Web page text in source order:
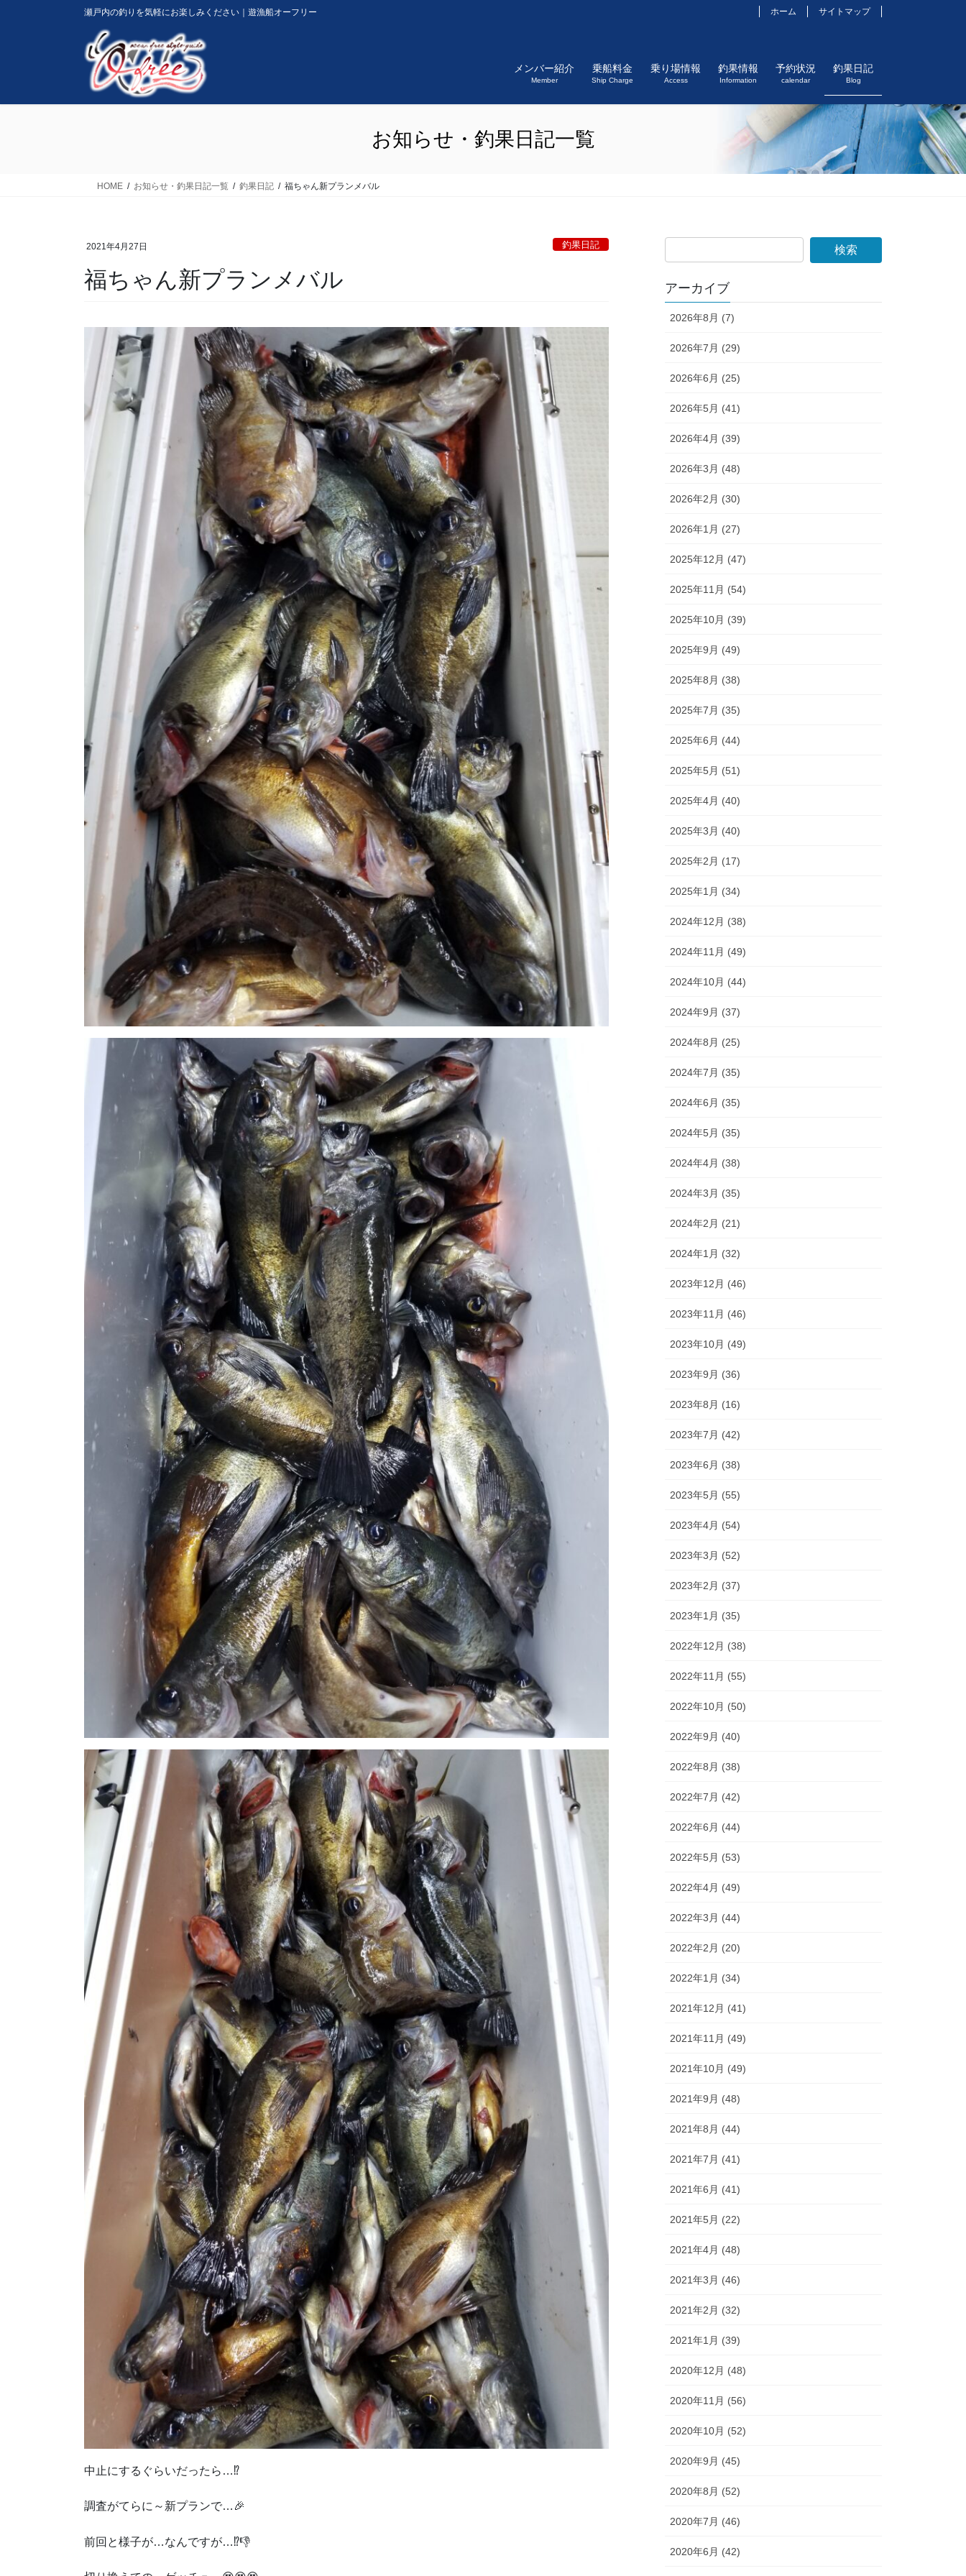
瀬戸内の釣りを気軽にお楽しみください｜遊漁船オーフリー ホーム サイトマップ
メンバー紹介
Member
乗船料金
Ship Charge
乗り場情報
Access
釣果情報
Information
予約状況
calendar
釣果日記
Blog
お知らせ・釣果日記一覧
HOME お知らせ・釣果日記一覧 釣果日記 福ちゃん新プランメバル
2021年4月27日 釣果日記
福ちゃん新プランメバル
中止にするぐらいだったら…⁉
調査がてらに～新プランで…🎉
前回と様子が…なんですが…⁉👎
アーカイブ
2026年8月 (7)
2026年7月 (29)
2026年6月 (25)
2026年5月 (41)
2026年4月 (39)
2026年3月 (48)
2026年2月 (30)
2026年1月 (27)
2025年12月 (47)
2025年11月 (54)
2025年10月 (39)
2025年9月 (49)
2025年8月 (38)
2025年7月 (35)
2025年6月 (44)
2025年5月 (51)
2025年4月 (40)
2025年3月 (40)
2025年2月 (17)
2025年1月 (34)
2024年12月 (38)
2024年11月 (49)
2024年10月 (44)
2024年9月 (37)
2024年8月 (25)
2024年7月 (35)
2024年6月 (35)
2024年5月 (35)
2024年4月 (38)
2024年3月 (35)
2024年2月 (21)
2024年1月 (32)
2023年12月 (46)
2023年11月 (46)
2023年10月 (49)
2023年9月 (36)
2023年8月 (16)
2023年7月 (42)
2023年6月 (38)
2023年5月 (55)
2023年4月 (54)
2023年3月 (52)
2023年2月 (37)
2023年1月 (35)
2022年12月 (38)
2022年11月 (55)
2022年10月 (50)
2022年9月 (40)
2022年8月 (38)
2022年7月 (42)
2022年6月 (44)
2022年5月 (53)
2022年4月 (49)
2022年3月 (44)
2022年2月 (20)
2022年1月 (34)
2021年12月 (41)
2021年11月 (49)
2021年10月 (49)
2021年9月 (48)
2021年8月 (44)
2021年7月 (41)
2021年6月 (41)
2021年5月 (22)
2021年4月 (48)
2021年3月 (46)
2021年2月 (32)
2021年1月 (39)
2020年12月 (48)
2020年11月 (56)
2020年10月 (52)
2020年9月 (45)
2020年8月 (52)
2020年7月 (46)
2020年6月 (42)